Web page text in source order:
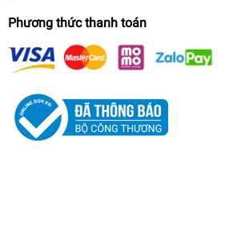
Phương thức thanh toán